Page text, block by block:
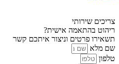
צריכים שירותי
ריהוט בהתאמה אישית?
תשאירו פרטים וניצור איתכם קשר
שם מלא
טלפון